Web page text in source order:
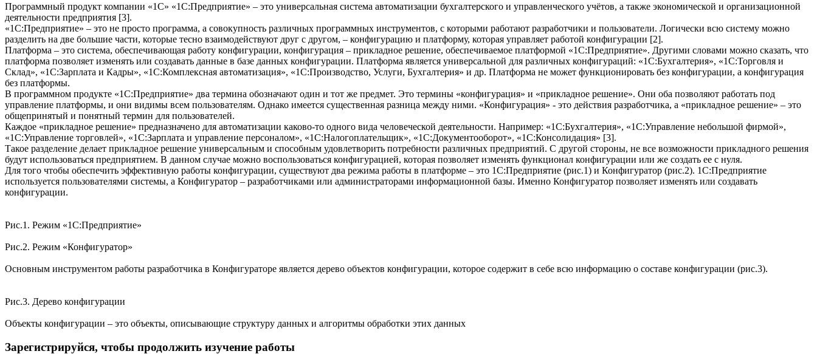
Программный продукт компании «1С» «1С:Предприятие» – это универсальная система автоматизации бухгалтерского и управленческого учётов, а также экономической и организационной
деятельности предприятия [3].
«1С:Предприятие» – это не просто программа, а совокупность различных программных инструментов, с которыми работают разработчики и пользователи. Логически всю систему можно
разделить на две большие части, которые тесно взаимодействуют друг с другом, – конфигурацию и платформу, которая управляет работой конфигурации [2].
Платформа – это система, обеспечивающая работу конфигурации, конфигурация – прикладное решение, обеспечиваемое платформой «1С:Предприятие». Другими словами можно сказать, что
платформа позволяет изменять или создавать данные в базе данных конфигурации. Платформа является универсальной для различных конфигураций: «1С:Бухгалтерия», «1С:Торговля и
Склад», «1С:Зарплата и Кадры», «1С:Комплексная автоматизация», «1С:Производство, Услуги, Бухгалтерия» и др. Платформа не может функционировать без конфигурации, а конфигурация
без платформы.
В программном продукте «1С:Предприятие» два термина обозначают один и тот же предмет. Это термины «конфигурация» и «прикладное решение». Они оба позволяют работать под
управление платформы, и они видимы всем пользователям. Однако имеется существенная разница между ними. «Конфигурация» - это действия разработчика, а «прикладное решение» – это
общепринятый и понятный термин для пользователей.
Каждое «прикладное решение» предназначено для автоматизации каково-то одного вида человеческой деятельности. Например: «1С:Бухгалтерия», «1С:Управление небольшой фирмой»,
«1С:Управление торговлей», «1С:Зарплата и управление персоналом», «1С:Налогоплательщик», «1С:Документооборот», «1С:Консолидация» [3].
Такое разделение делает прикладное решение универсальным и способным удовлетворить потребности различных предприятий. С другой стороны, не все возможности прикладного решения
будут использоваться предприятием. В данном случае можно воспользоваться конфигурацией, которая позволяет изменять функционал конфигурации или же создать ее с нуля.
Для того чтобы обеспечить эффективную работы конфигурации, существуют два режима работы в платформе – это 1С:Предприятие (рис.1) и Конфигуратор (рис.2). 1С:Предприятие
используется пользователями системы, а Конфигуратор – разработчиками или администраторами информационной базы. Именно Конфигуратор позволяет изменять или создавать
конфигурации.
Рис.1. Режим «1С:Предприятие»
Рис.2. Режим «Конфигуратор»
Основным инструментом работы разработчика в Конфигураторе является дерево объектов конфигурации, которое содержит в себе всю информацию о составе конфигурации (рис.3).
Рис.3. Дерево конфигурации
Объекты конфигурации – это объекты, описывающие структуру данных и алгоритмы обработки этих данных
Зарегистрируйся, чтобы продолжить изучение работы